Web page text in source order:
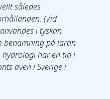
således
(Vid
i tyskan
benämning på läran
har en tid i
även i Sverige i